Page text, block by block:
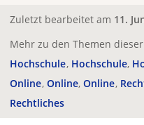
Zuletzt bearbeitet am 11.
Mehr zu den Themen
Hochschule Hochschule
Online Online Online
Rechtliches